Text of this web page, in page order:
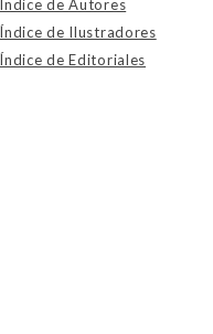
Índice de Autores
Índice de Ilustradores
Índice de Editoriales